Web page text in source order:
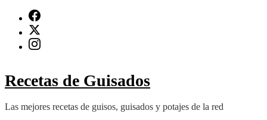
Recetas de Guisados
Las mejores recetas de guisos, guisados y potajes de la red